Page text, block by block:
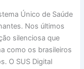
Único de Saúde
Nos últimos
silenciosa que
como os brasileiros
O SUS Digital